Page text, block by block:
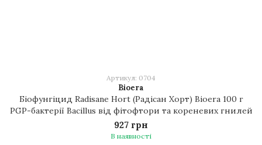
Артикул: 0704
Bioera
Біофунгіцид Radisane Hort (Радісан Хорт) Bioera 100 г
PGP-бактерії Bacillus від фітофтори та кореневих гнилей
927 грн
В наявності